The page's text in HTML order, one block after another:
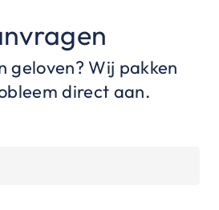
geloven? Wij pakken
direct aan.